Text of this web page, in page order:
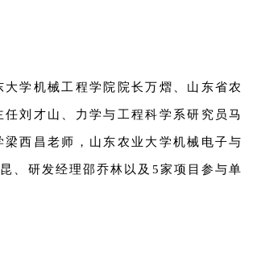
学机械工程学院院长万熠、山东省农
刘才山、力学与工程科学系研究员马
西昌老师，山东农业大学机械电子与
、研发经理邵乔林以及5家项目参与单